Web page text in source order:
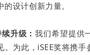
设计创新力量。
升级：我们希望提供
为此，iSEE奖将携